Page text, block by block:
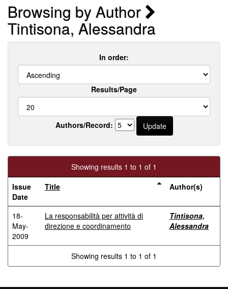
Browsing by Author
Tintisona, Alessandra
In order:
Results/Page
Authors/Record:
Showing results 1 to 1 of 1
Issue
Date
Title Author(s)
18-
May-
2009
La responsabilità per attività di
direzione e coordinamento
Tintisona,
Alessandra
Showing results 1 to 1 of 1